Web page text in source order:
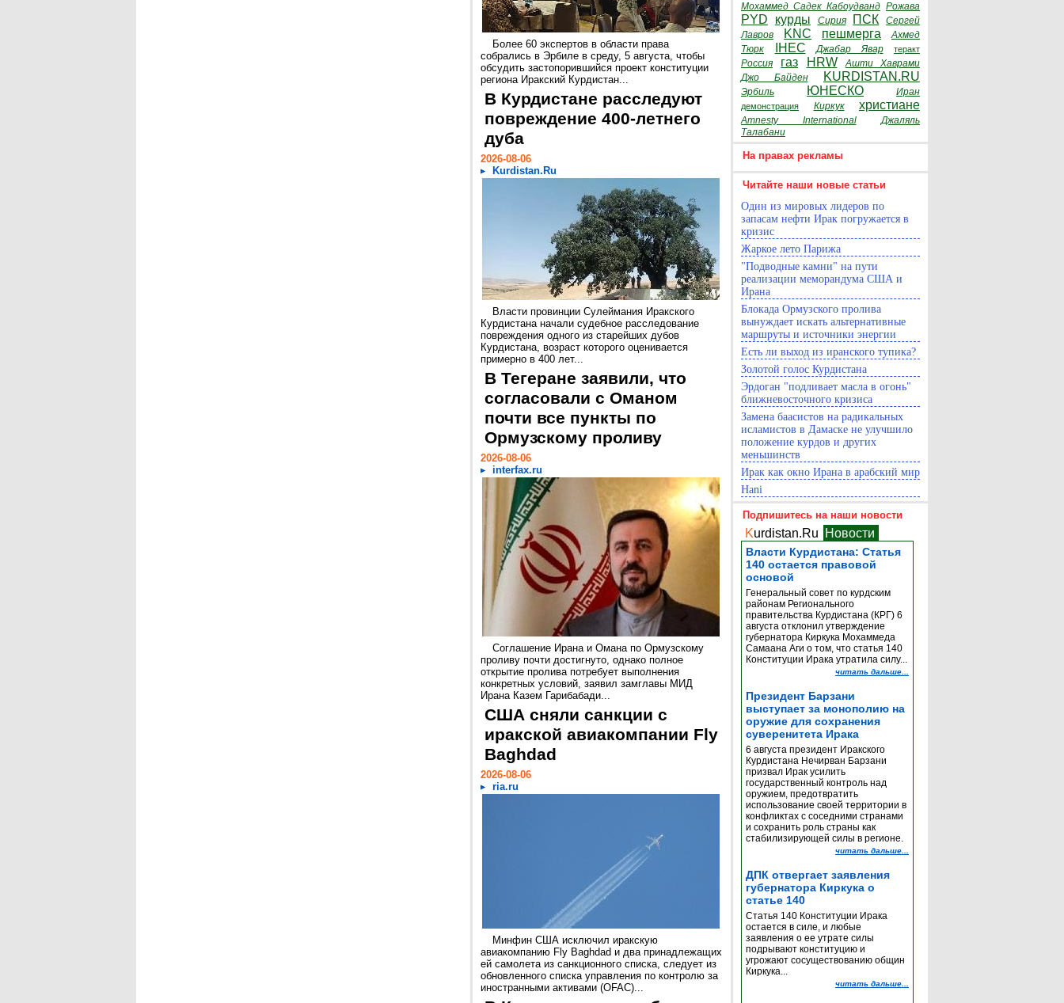
Более 60 экспертов в области права
собрались в Эрбиле в среду, 5 августа, чтобы
обсудить застопорившийся проект конституции
региона Иракский Курдистан...
В Курдистане расследуют
повреждение 400-летнего
дуба
2026-08-06
Kurdistan.Ru
Власти провинции Сулеймания Иракского
Курдистана начали судебное расследование
повреждения одного из старейших дубов
Курдистана, возраст которого оценивается
примерно в 400 лет...
В Тегеране заявили, что
согласовали с Оманом
почти все пункты по
Ормузскому проливу
2026-08-06
interfax.ru
Соглашение Ирана и Омана по Ормузскому
проливу почти достигнуто, однако полное
открытие пролива потребует выполнения
конкретных условий, заявил замглавы МИД
Ирана Казем Гарибабади...
США сняли санкции с
иракской авиакомпании Fly
Baghdad
2026-08-06
ria.ru
Минфин США исключил иракскую
авиакомпанию Fly Baghdad и два принадлежащих
ей самолета из санкционного списка, следует из
обновленного списка управления по контролю за
иностранными активами (OFAC)...
Мохаммед Садек Кабоудванд Рожава
PYD курды Сирия ПСК
Сергей
Лавров
KNC пешмерга
Ахмед
Тюрк
IHEC Джабар Явар теракт
Россия газ HRW
Ашти Хаврами
Джо Байден
KURDISTAN.RU
Эрбиль ЮНЕСКО Иран
демонстрация Киркук христиане
Amnesty International
Джаляль
Талабани
На правах рекламы
Читайте наши новые статьи
Один из мировых лидеров по
запасам нефти Ирак погружается в
кризис
Жаркое лето Парижа
"Подводные камни" на пути
реализации меморандума США и
Ирана
Блокада Ормузского пролива
вынуждает искать альтернативные
маршруты и источники энергии
Есть ли выход из иранского тупика?
Золотой голос Курдистана
Эрдоган "подливает масла в огонь"
ближневосточного кризиса
Замена баасистов на радикальных
исламистов в Дамаске не улучшило
положение курдов и других
меньшинств
Ирак как окно Ирана в арабский мир
Hani
Подпишитесь на наши новости
Kurdistan.Ru Новости
Власти Курдистана: Статья
140 остается правовой
основой
Генеральный совет по курдским
районам Регионального
правительства Курдистана (КРГ) 6
августа отклонил утверждение
губернатора Киркука Мохаммеда
Самаана Аги о том, что статья 140
Конституции Ирака утратила силу...
читать дальше...
Президент Барзани
выступает за монополию на
оружие для сохранения
суверенитета Ирака
6 августа президент Иракского
Курдистана Нечирван Барзани
призвал Ирак усилить
государственный контроль над
оружием, предотвратить
использование своей территории в
конфликтах с соседними странами
и сохранить роль страны как
стабилизирующей силы в регионе.
читать дальше...
ДПК отвергает заявления
губернатора Киркука о
статье 140
Статья 140 Конституции Ирака
остается в силе, и любые
заявления о ее утрате силы
подрывают конституцию и
угрожают сосуществованию общин
Киркука...
читать дальше...